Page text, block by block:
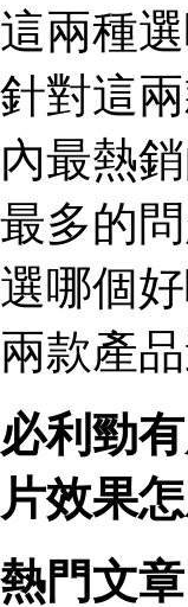
這兩種
針對這
內最熱
最多的
選哪個
兩款產
必利勁
片效果
熱門文章